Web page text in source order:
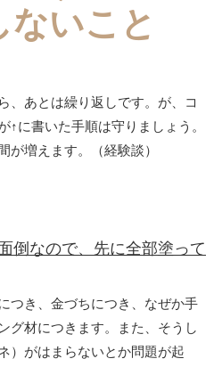
ないこと
、あとは繰り返しです。が、コ
↑に書いた手順は守りましょう。
が増えます。（経験談）
倒なので、先に全部塗って
つき、金づちにつき、なぜか手
グ材につきます。また、そうし
）がはまらないとか問題が起